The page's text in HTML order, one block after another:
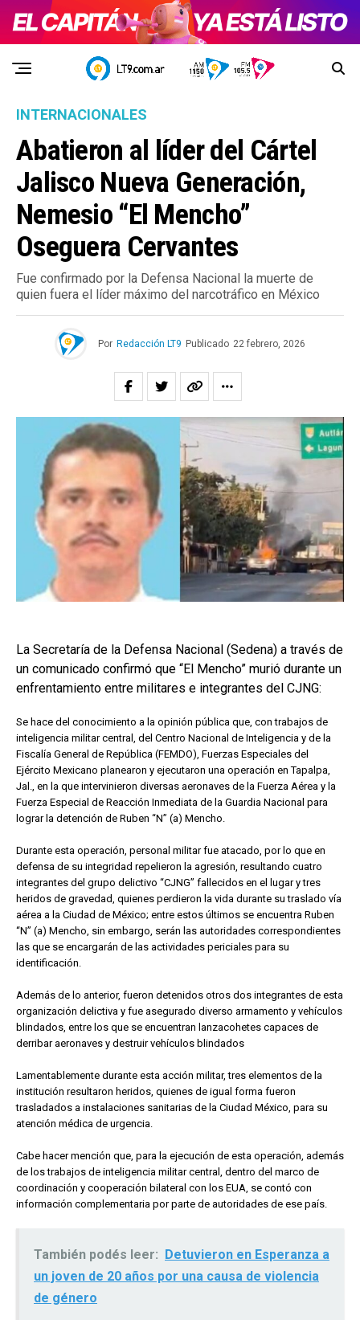
INTERNACIONALES
Abatieron al líder del Cártel
Jalisco Nueva Generación,
Nemesio “El Mencho”
Oseguera Cervantes
Fue confirmado por la Defensa Nacional la muerte de
quien fuera el líder máximo del narcotráfico en México
Por Redacción LT9 Publicado 22 febrero, 2026
La Secretaría de la Defensa Nacional (Sedena) a través de
un comunicado confirmó que “El Mencho” murió durante un
enfrentamiento entre militares e integrantes del CJNG:
Se hace del conocimiento a la opinión pública que, con trabajos de
inteligencia militar central, del Centro Nacional de Inteligencia y de la
Fiscalía General de República (FEMDO), Fuerzas Especiales del
Ejército Mexicano planearon y ejecutaron una operación en Tapalpa,
Jal., en la que intervinieron diversas aeronaves de la Fuerza Aérea y la
Fuerza Especial de Reacción Inmediata de la Guardia Nacional para
lograr la detención de Ruben “N” (a) Mencho.
Durante esta operación, personal militar fue atacado, por lo que en
defensa de su integridad repelieron la agresión, resultando cuatro
integrantes del grupo delictivo “CJNG” fallecidos en el lugar y tres
heridos de gravedad, quienes perdieron la vida durante su traslado vía
aérea a la Ciudad de México; entre estos últimos se encuentra Ruben
“N” (a) Mencho, sin embargo, serán las autoridades correspondientes
las que se encargarán de las actividades periciales para su
identificación.
Además de lo anterior, fueron detenidos otros dos integrantes de esta
organización delictiva y fue asegurado diverso armamento y vehículos
blindados, entre los que se encuentran lanzacohetes capaces de
derribar aeronaves y destruir vehículos blindados
Lamentablemente durante esta acción militar, tres elementos de la
institución resultaron heridos, quienes de igual forma fueron
trasladados a instalaciones sanitarias de la Ciudad México, para su
atención médica de urgencia.
Cabe hacer mención que, para la ejecución de esta operación, además
de los trabajos de inteligencia militar central, dentro del marco de
coordinación y cooperación bilateral con los EUA, se contó con
información complementaria por parte de autoridades de ese país.
También podés leer: Detuvieron en Esperanza a
un joven de 20 años por una causa de violencia
de género